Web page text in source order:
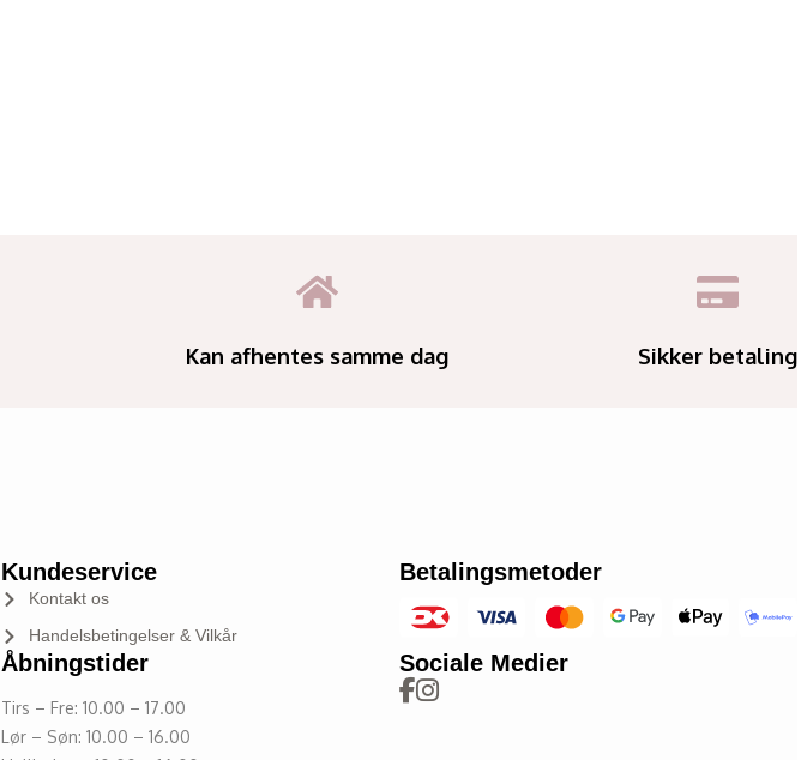
Kan afhentes samme dag Sikker betaling
Kundeservice
Kontakt os
Handelsbetingelser & Vilkår
Åbningstider
Tirs – Fre: 10.00 – 17.00
Lør – Søn: 10.00 – 16.00
Betalingsmetoder
Sociale Medier